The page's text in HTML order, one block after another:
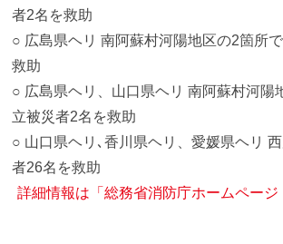
者2名を救助
○ 広島県ヘリ 南阿蘇村河陽地区の2箇所
救助
○ 広島県ヘリ、山口県ヘリ 南阿蘇村河陽
立被災者2名を救助
○ 山口県ヘリ､香川県ヘリ、愛媛県ヘリ
者26名を救助
詳細情報は「総務省消防庁ホームペー